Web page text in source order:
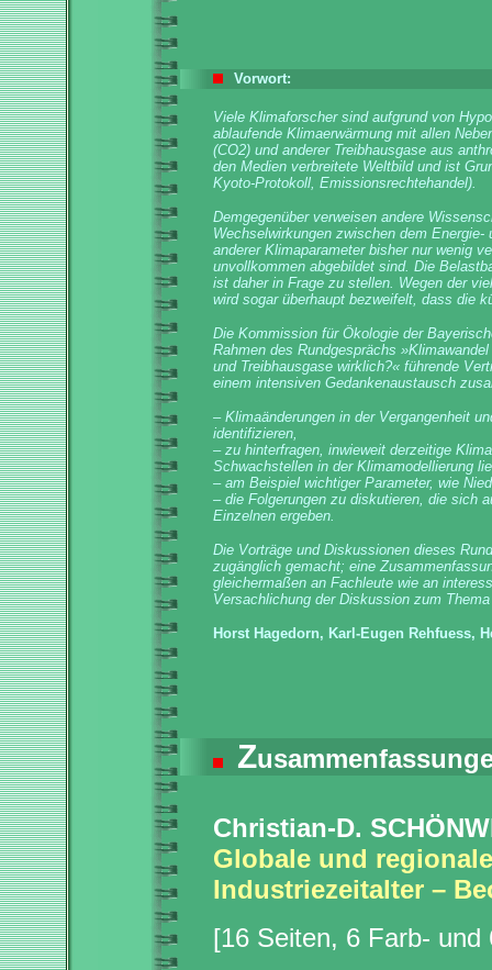
Vorwort:
Viele Klimaforscher sind aufgrund von
ablaufende Klimaerwärmung mit allen
(CO2) und anderer Treibhausgase aus
den Medien verbreitete Weltbild und ist
Kyoto-Protokoll, Emissionsrechtehandel).
Demgegenüber verweisen andere
Wechselwirkungen zwischen dem
anderer Klimaparameter bisher nur wenig
unvollkommen abgebildet sind. Die
ist daher in Frage zu stellen. Wegen der
wird sogar überhaupt bezweifelt, dass die
Die Kommission für Ökologie der
Rahmen des Rundgesprächs
und Treibhausgase wirklich?« führende
einem intensiven Gedankenaustausch
– Klimaänderungen in der Vergangenheit
identifizieren,
– zu hinterfragen, inwieweit derzeitige
Schwachstellen in der Klimamodellierung
– am Beispiel wichtiger Parameter, wie
– die Folgerungen zu diskutieren, die sich
Einzelnen ergeben.
Die Vorträge und Diskussionen dieses
zugänglich gemacht; eine
gleichermaßen an Fachleute wie an
Versachlichung der Diskussion zum
Horst Hagedorn, Karl-Eugen Rehfuess,
Z
Christian-D.
Globale und
Industriezeitalter –
[16 Seiten, 6 Farb- und